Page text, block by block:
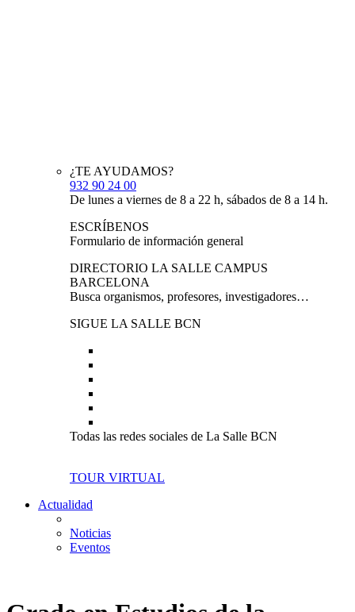
¿TE AYUDAMOS?
932 90 24 00
De lunes a viernes de 8 a 22 h, sábados de 8 a 14 h.
ESCRÍBENOS
Formulario de información general
DIRECTORIO LA SALLE CAMPUS
BARCELONA
Busca organismos, profesores, investigadores…
SIGUE LA SALLE BCN
Todas las redes sociales de La Salle BCN
TOUR VIRTUAL
Actualidad
Noticias
Eventos